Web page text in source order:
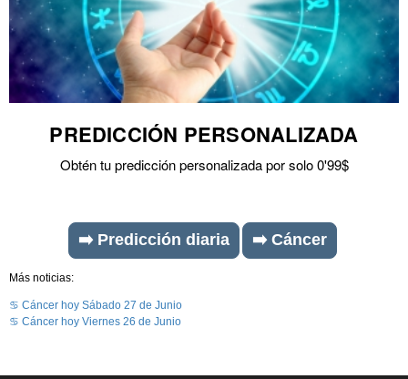
PREDICCIÓN PERSONALIZADA
Obtén tu predicción personalizada por solo 0'99$
➡️ Predicción diaria ➡️ Cáncer
Más noticias:
♋ Cáncer hoy Sábado 27 de Junio
♋ Cáncer hoy Viernes 26 de Junio